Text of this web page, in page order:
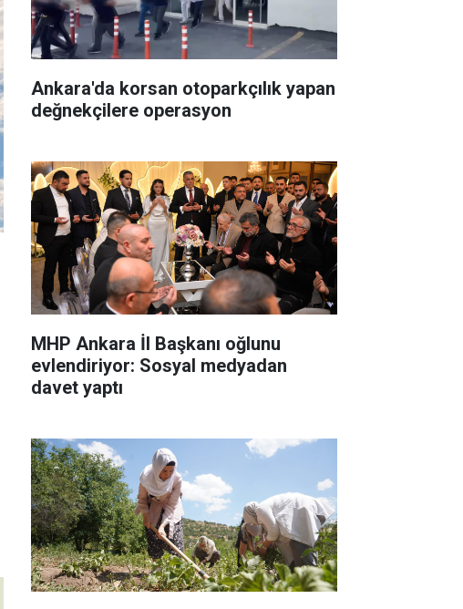
Ankara'da korsan otoparkçılık yapan
değnekçilere operasyon
MHP Ankara İl Başkanı oğlunu
evlendiriyor: Sosyal medyadan
davet yaptı